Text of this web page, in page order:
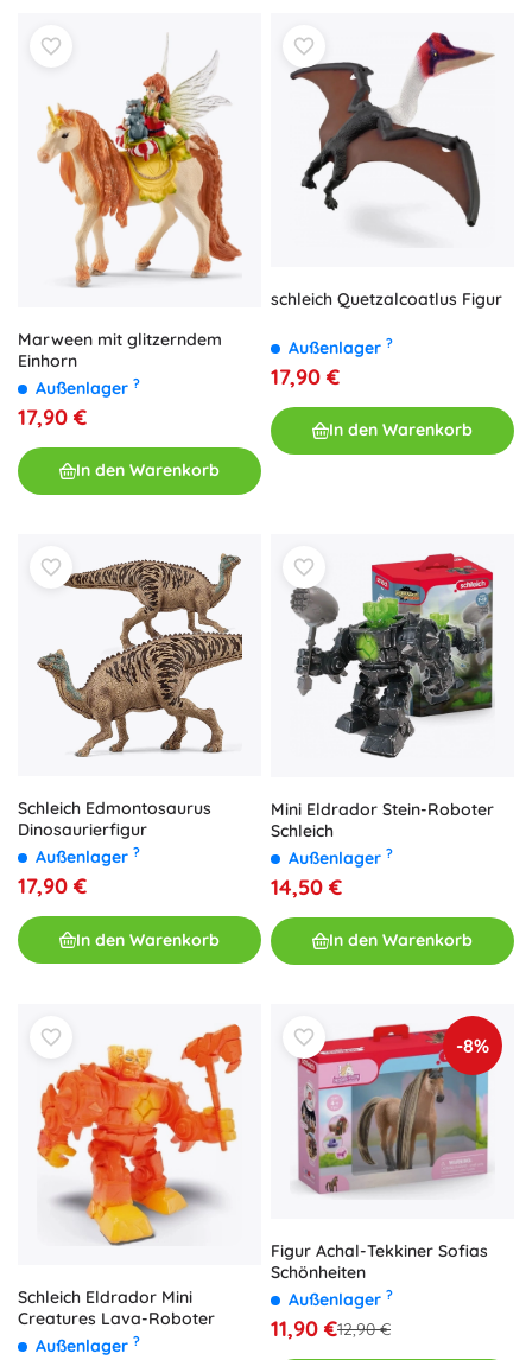
Marween mit glitzerndem
Einhorn
Außenlager ?
17,90 €
In den Warenkorb
schleich Quetzalcoatlus Figur
Außenlager ?
17,90 €
In den Warenkorb
Schleich Edmontosaurus
Dinosaurierfigur
Außenlager ?
17,90 €
In den Warenkorb
Mini Eldrador Stein-Roboter
Schleich
Außenlager ?
14,50 €
In den Warenkorb
Schleich Eldrador Mini
Creatures Lava-Roboter
Außenlager ?
-8%
Figur Achal-Tekkiner Sofias
Schönheiten
Außenlager ?
11,90 €12,90 €